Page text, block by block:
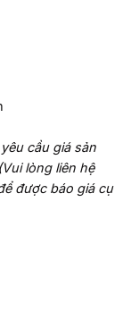
cầu giá sản
lòng liên hệ
được báo giá cụ